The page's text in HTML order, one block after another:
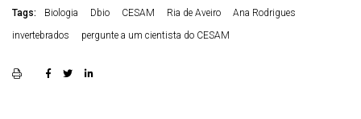
Tags: Biologia Dbio CESAM Ria de Aveiro
Ana Rodrigues
invertebrados
pergunte a um cientista do CESAM